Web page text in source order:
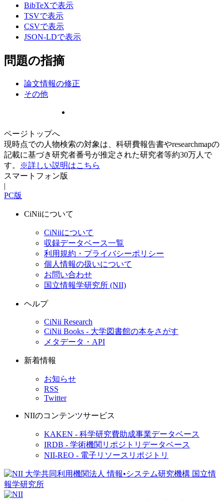
BibTeXで表示
TSVで表示
CSVで表示
JSON-LDで表示
問題の指摘
論文情報の修正
その他
ページトップへ
現時点での人物検索の対象は、科研費報告書やresearchmapの
記載に基づき研究者番号が推定された研究者等約30万人で
す。
※詳しい説明はこちら
スマートフォン版
|
PC版
CiNiiについて
CiNiiについて
収録データベース一覧
利用規約・プライバシーポリシー
個人情報の扱いについて
お問い合わせ
国立情報学研究所 (NII)
ヘルプ
CiNii Research
CiNii Books - 大学図書館の本をさがす
メタデータ・API
新着情報
お知らせ
RSS
Twitter
NIIのコンテンツサービス
KAKEN - 科学研究費助成事業データベース
IRDB - 学術機関リポジトリデータベース
NII-REO - 電子リソースリポジトリ